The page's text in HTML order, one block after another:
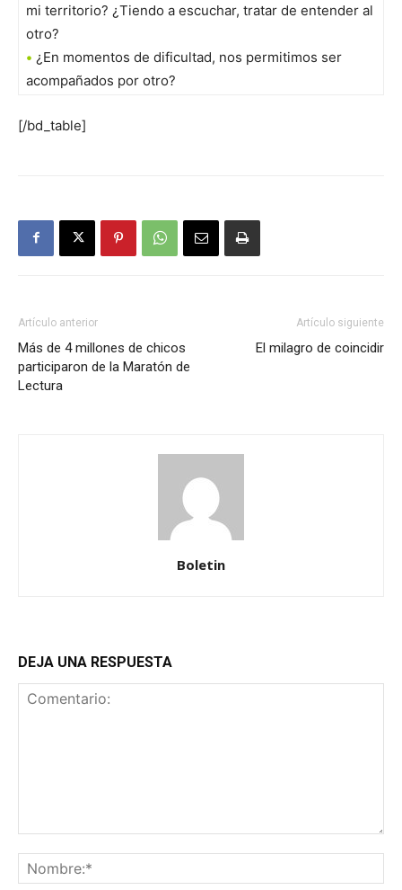
mi territorio? ¿Tiendo a escuchar, tratar de entender al
otro?
• ¿En momentos de dificultad, nos permitimos ser
acompañados por otro?
[/bd_table]
Artículo anterior
Más de 4 millones de chicos
participaron de la Maratón de
Lectura
Artículo siguiente
El milagro de coincidir
Boletin
DEJA UNA RESPUESTA